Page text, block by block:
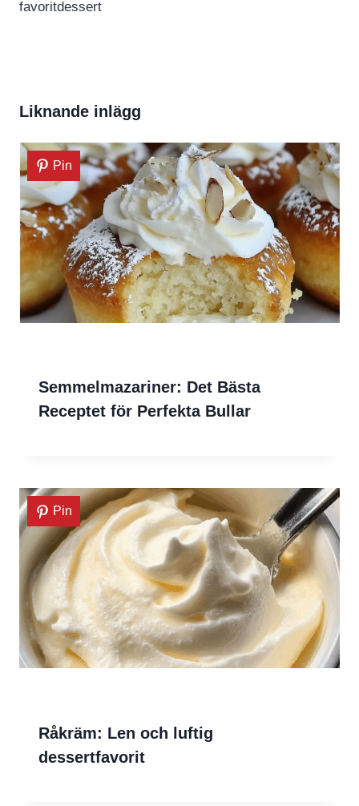
favoritdessert
Liknande inlägg
Pin
Semmelmazariner: Det Bästa
Receptet för Perfekta Bullar
Pin
Råkräm: Len och luftig
dessertfavorit